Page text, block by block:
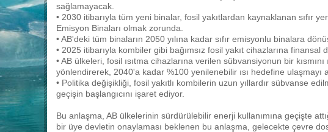
sağlamayacak.
• 2030 itibarıyla tüm yeni binalar, fosil yakıtlardan kaynaklanan sıfır
Emisyon Binaları olmak zorunda.
• AB'deki tüm binaların 2050 yılına kadar sıfır emisyonlu binalara
• 2025 itibarıyla kombiler gibi bağımsız fosil yakıt cihazlarına finansal
• AB ülkeleri, fosil ısıtma cihazlarına verilen sübvansiyonun bir kısmını
yönlendirerek, 2040'a kadar %100 yenilenebilir ısı hedefine ulaşmayı
• Politika değişikliği, fosil yakıtlı kombilerin uzun yıllardır sübvanse
geçişin başlangıcını işaret ediyor.
Bu anlaşma, AB ülkelerinin sürdürülebilir enerji kullanımına geçişte
bir üye devletin onaylaması beklenen bu anlaşma, gelecekte çevre